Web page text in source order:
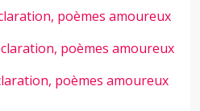
poèmes amoureux
poèmes amoureux
poèmes amoureux